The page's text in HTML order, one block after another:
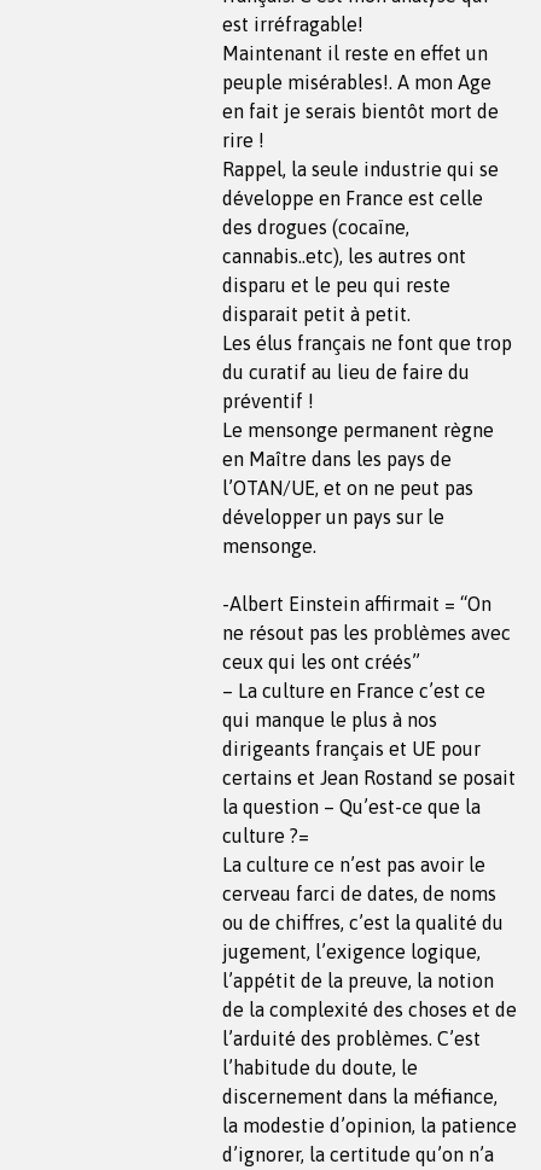
est irréfragable!
Maintenant il reste en effet un
peuple misérables!. A mon Age
en fait je serais bientôt mort de
rire !
Rappel, la seule industrie qui se
développe en France est celle
des drogues (cocaïne,
cannabis..etc), les autres ont
disparu et le peu qui reste
disparait petit à petit.
Les élus français ne font que trop
du curatif au lieu de faire du
préventif !
Le mensonge permanent règne
en Maître dans les pays de
l’OTAN/UE, et on ne peut pas
développer un pays sur le
mensonge.
-Albert Einstein affirmait = “On
ne résout pas les problèmes avec
ceux qui les ont créés”
– La culture en France c’est ce
qui manque le plus à nos
dirigeants français et UE pour
certains et Jean Rostand se posait
la question – Qu’est-ce que la
culture ?=
La culture ce n’est pas avoir le
cerveau farci de dates, de noms
ou de chiffres, c’est la qualité du
jugement, l’exigence logique,
l’appétit de la preuve, la notion
de la complexité des choses et de
l’arduité des problèmes. C’est
l’habitude du doute, le
discernement dans la méfiance,
la modestie d’opinion, la patience
d’ignorer, la certitude qu’on n’a